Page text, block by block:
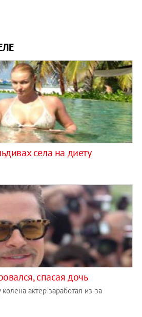
села на диету
спасая дочь
актер заработал из-за